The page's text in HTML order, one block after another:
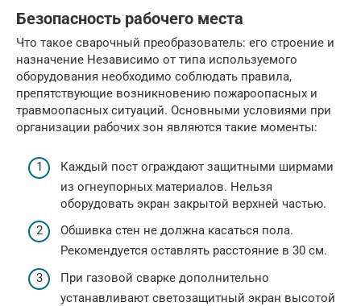
Безопасность рабочего места
Что такое сварочный преобразователь: его строение и
назначение Независимо от типа используемого
оборудования необходимо соблюдать правила,
препятствующие возникновению пожароопасных и
травмоопасных ситуаций. Основными условиями при
организации рабочих зон являются такие моменты:
Каждый пост ограждают защитными ширмами
из огнеупорных материалов. Нельзя
оборудовать экран закрытой верхней частью.
Обшивка стен не должна касаться пола.
Рекомендуется оставлять расстояние в 30 см.
При газовой сварке дополнительно
устанавливают светозащитный экран высотой